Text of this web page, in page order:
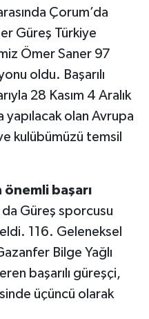
Çorum’da
Güreş Türkiye
Ömer Saner 97
oldu. Başarılı
28 Kasım 4 Aralık
olan Avrupa
kulübümüzü temsil
önemli başarı
da Güreş sporcusu
116. Geleneksel
Bilge Yağlı
başarılı güreşçi,
üçüncü olarak